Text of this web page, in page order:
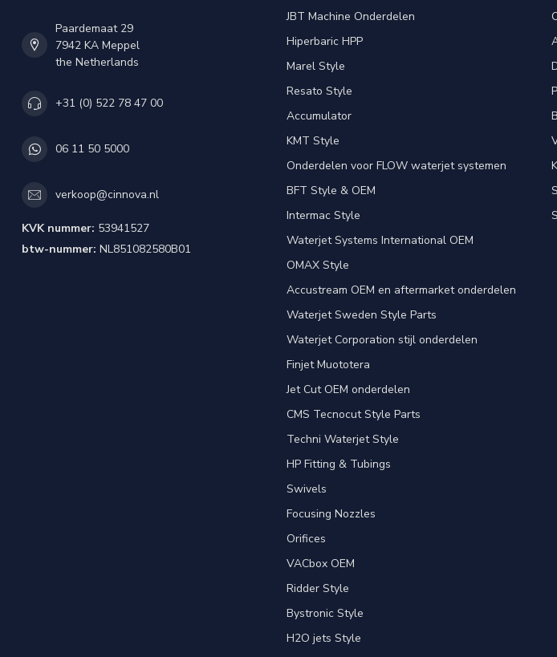
Paardemaat 29
7942 KA Meppel
the Netherlands
+31 (0) 522 78 47 00
06 11 50 5000
verkoop@cinnova.nl
KVK nummer: 53941527
btw-nummer: NL851082580B01
JBT Machine Onderdelen
Hiperbaric HPP
Marel Style
Resato Style
Accumulator
KMT Style
Onderdelen voor FLOW waterjet systemen
BFT Style & OEM
Intermac Style
Waterjet Systems International OEM
OMAX Style
Accustream OEM en aftermarket onderdelen
Waterjet Sweden Style Parts
Waterjet Corporation stijl onderdelen
Finjet Muototera
Jet Cut OEM onderdelen
CMS Tecnocut Style Parts
Techni Waterjet Style
HP Fitting & Tubings
Swivels
Focusing Nozzles
Orifices
VACbox OEM
Ridder Style
Bystronic Style
H2O jets Style